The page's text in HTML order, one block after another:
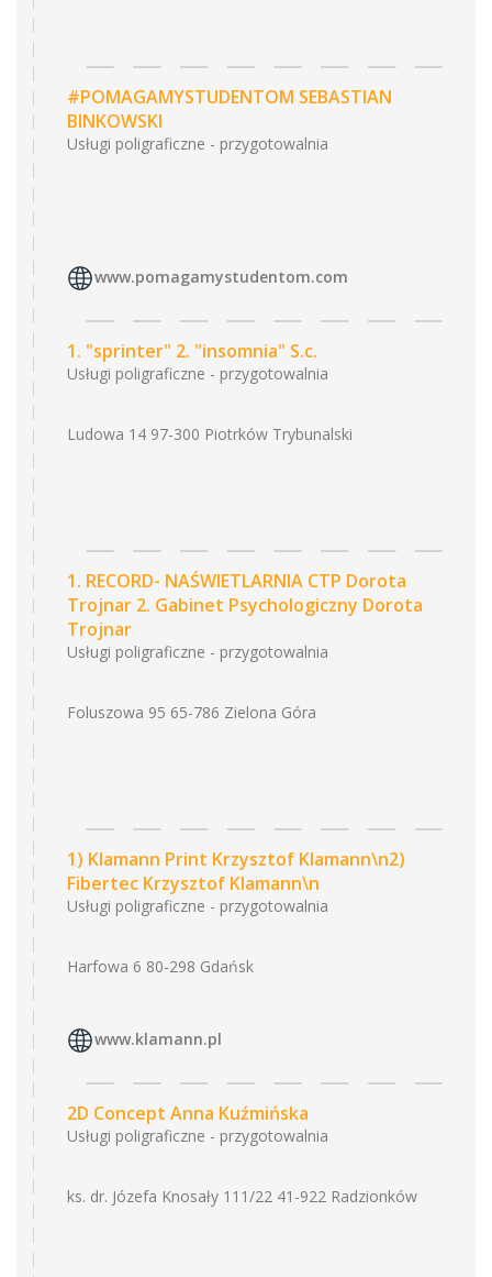
#POMAGAMYSTUDENTOM SEBASTIAN
BINKOWSKI
Usługi poligraficzne - przygotowalnia
www.pomagamystudentom.com
1. "sprinter" 2. "insomnia" S.c.
Usługi poligraficzne - przygotowalnia
Ludowa 14 97-300 Piotrków Trybunalski
1. RECORD- NAŚWIETLARNIA CTP Dorota
Trojnar 2. Gabinet Psychologiczny Dorota
Trojnar
Usługi poligraficzne - przygotowalnia
Foluszowa 95 65-786 Zielona Góra
1) Klamann Print Krzysztof Klamann\n2)
Fibertec Krzysztof Klamann\n
Usługi poligraficzne - przygotowalnia
Harfowa 6 80-298 Gdańsk
www.klamann.pl
2D Concept Anna Kuźmińska
Usługi poligraficzne - przygotowalnia
ks. dr. Józefa Knosały 111/22 41-922 Radzionków